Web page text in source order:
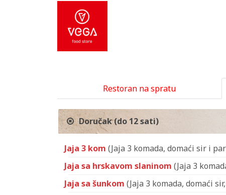
Restoran na spratu
Doručak (do 12 sati)
Jaja 3 kom (Jaja 3 komada, domaći sir i
Jaja sa hrskavom slaninom (Jaja 3
Jaja sa šunkom (Jaja 3 komada, domaći